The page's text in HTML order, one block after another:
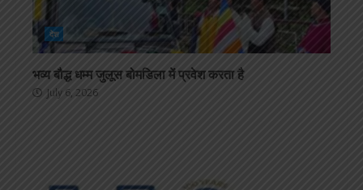
देश
भव्य बौद्ध धम्म जुलूस बोमडिला में प्रवेश करता है
July 6, 2026